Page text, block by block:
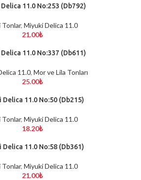
11.0 No:253 (Db792)
Tonlar, Miyuki Delica 11.0
21.00₺
11.0 No:337 (Db611)
11.0, Mor ve Lila Tonları
25.00₺
Delica 11.0 No:50 (Db215)
Tonlar, Miyuki Delica 11.0
18.20₺
Delica 11.0 No:58 (Db361)
Tonlar, Miyuki Delica 11.0
21.00₺